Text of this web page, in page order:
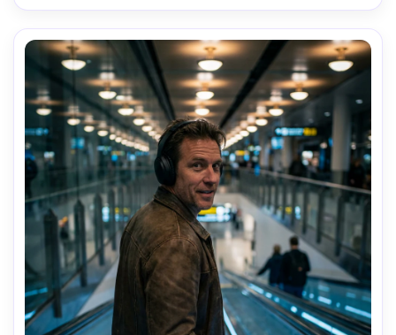
nítido, alta resolução, classificação quente sutil-AR 4:5